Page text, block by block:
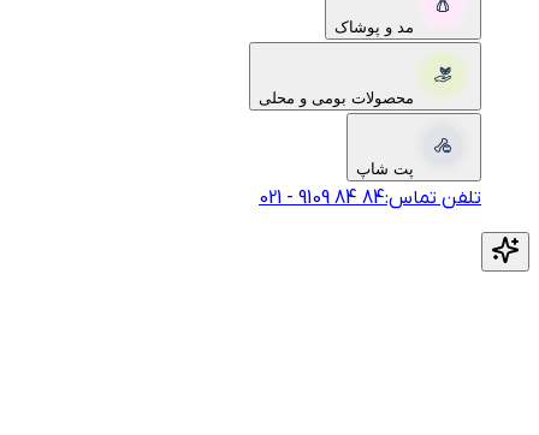
مد و پوشاک
محصولات بومی و محلی
پت شاپ
تلفن تماس: 021-‎9109‎ ‎84‎ ‎84‎